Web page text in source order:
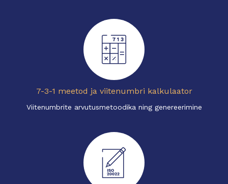
7-3-1 meetod ja viitenumbri kalkulaator
Viitenumbrite arvutusmetoodika ning genereerimine